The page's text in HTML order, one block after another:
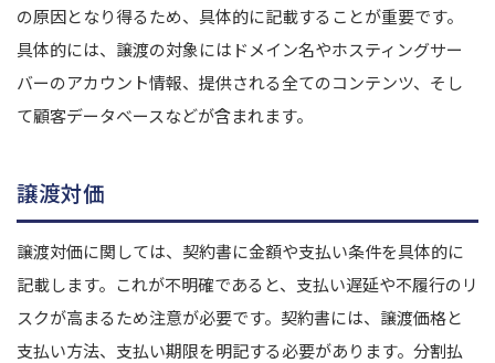
の原因となり得るため、具体的に記載することが重要です。
具体的には、譲渡の対象にはドメイン名やホスティングサー
バーのアカウント情報、提供される全てのコンテンツ、そし
て顧客データベースなどが含まれます。
譲渡対価
譲渡対価に関しては、契約書に金額や支払い条件を具体的に
記載します。これが不明確であると、支払い遅延や不履行のリ
スクが高まるため注意が必要です。 契約書には、譲渡価格と
支払い方法、支払い期限を明記する必要があります。分割払